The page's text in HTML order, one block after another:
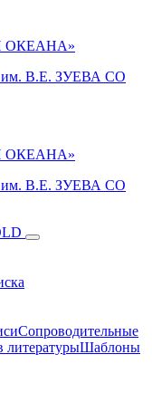
ОКЕАНА»
В.Е. ЗУЕВА СО
ОКЕАНА»
им. В.Е. ЗУЕВА СО
Сопроводительные
литературыШаблоны